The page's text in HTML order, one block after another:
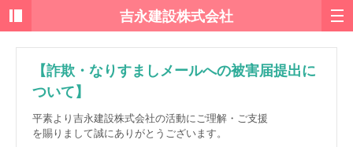
【詐欺・なりすましメールへの被害届提出に
ついて】
平素より吉永建設株式会社の活動にご理解・ご支援
を賜りまして誠にありがとうございます。